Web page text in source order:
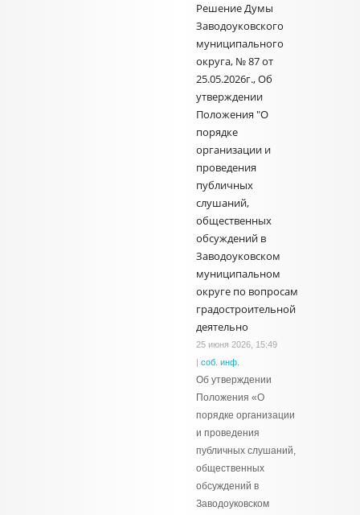
Решение Думы
Заводоуковского
муниципального
округа, № 87 от
25.05.2026г., Об
утверждении
Положения "О
порядке
организации и
проведения
публичных
слушаний,
общественных
обсуждений в
Заводоуковском
муниципальном
округе по вопросам
градостроительной
деятельно
25 июня 2026, 15:49
| соб. инф.
Об утверждении
Положения «О
порядке организации
и проведения
публичных слушаний,
общественных
обсуждений в
Заводоуковском